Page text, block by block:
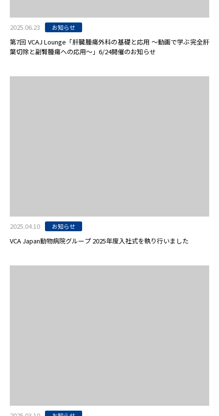
2025.06.23 お知らせ
第7回 VCAJ Lounge「肝臓腫瘍外科の基礎と応用 〜動画で学ぶ完全肝
葉切除と副腎腫瘍への応用〜」6/24開催のお知らせ
2025.04.10 お知らせ
VCA Japan動物病院グループ 2025年度入社式を執り行いました